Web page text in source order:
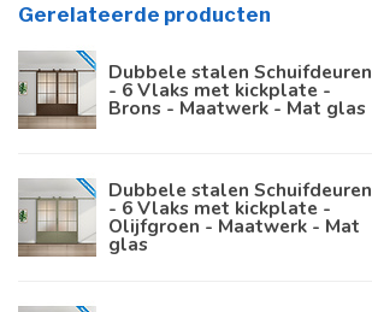
Gerelateerde producten
Dubbele stalen Schuifdeuren
- 6 Vlaks met kickplate -
Brons - Maatwerk - Mat glas
Dubbele stalen Schuifdeuren
- 6 Vlaks met kickplate -
Olijfgroen - Maatwerk - Mat
glas